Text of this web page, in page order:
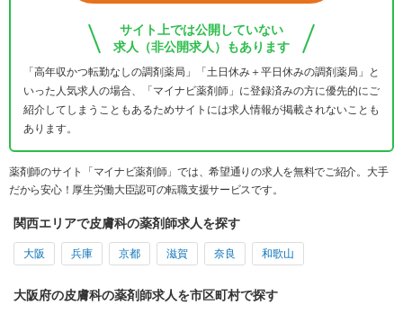
サイト上では公開していない
求人（非公開求人）もあります
「高年収かつ転勤なしの調剤薬局」「土日休み＋平日休みの調剤薬局」と
いった人気求人の場合、「マイナビ薬剤師」に登録済みの方に優先的にご
紹介してしまうこともあるためサイトには求人情報が掲載されないことも
あります。
薬剤師のサイト「マイナビ薬剤師」では、希望通りの求人を無料でご紹介。大手
だから安心！厚生労働大臣認可の転職支援サービスです。
関西エリアで皮膚科の薬剤師求人を探す
大阪 兵庫 京都 滋賀 奈良 和歌山
大阪府の皮膚科の薬剤師求人を市区町村で探す